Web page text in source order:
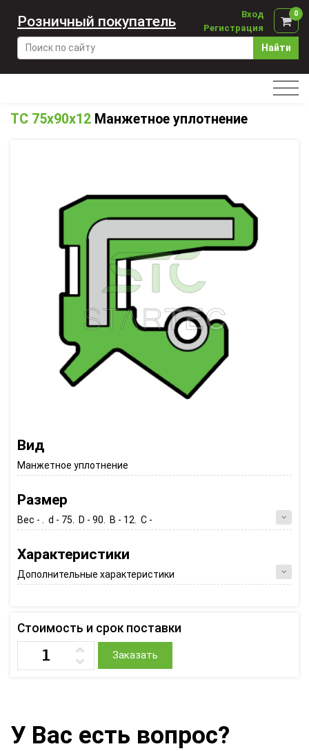
Найти
Вход
Регистрация
0
Розничный покупатель
TC 75x90x12 Манжетное уплотнение
Вид
Манжетное уплотнение
Размер
Вес - . d - 75. D - 90. B - 12. C -
Характеристики
Дополнительные характеристики
Стоимость и срок поставки
Заказать
У Вас есть вопрос?